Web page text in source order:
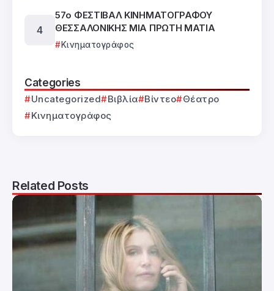
57ο ΦΕΣΤΙΒΑΛ ΚΙΝΗΜΑΤΟΓΡΑΦΟΥ
ΘΕΣΣΑΛΟΝΙΚΗΣ ΜΙΑ ΠΡΩΤΗ ΜΑΤΙΑ
Κινηματογράφος
Categories
Uncategorized Βιβλία Βίντεο
Θέατρο
Κινηματογράφος
Related Posts